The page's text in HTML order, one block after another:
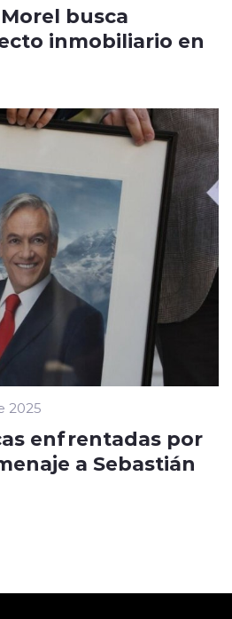
busca
inmobiliario en
2025
enfrentadas por
a Sebastián